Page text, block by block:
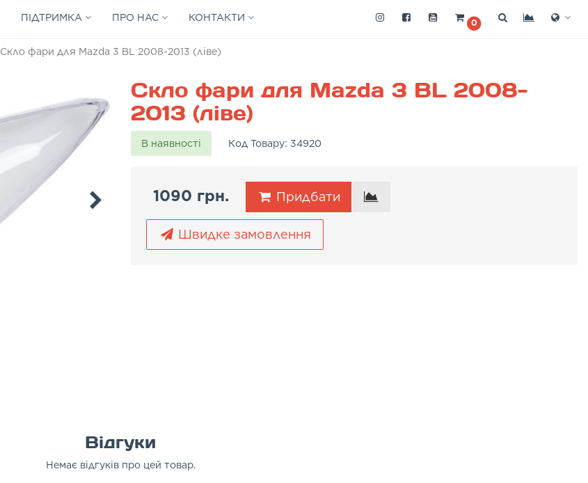
ПІДТРИМКА ПРО НАС КОНТАКТИ 0
Скло фари для Mazda 3 BL 2008-2013 (ліве)
Скло фари для Mazda 3 BL 2008-
2013 (ліве)
В наявності Код Товару: 34920
1090 грн. Придбати
Швидке замовлення
Відгуки
Немає відгуків про цей товар.